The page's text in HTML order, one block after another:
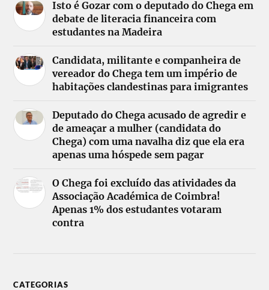
Isto é Gozar com o deputado do Chega em
debate de literacia financeira com
estudantes na Madeira
Candidata, militante e companheira de
vereador do Chega tem um império de
habitações clandestinas para imigrantes
Deputado do Chega acusado de agredir e
de ameaçar a mulher (candidata do
Chega) com uma navalha diz que ela era
apenas uma hóspede sem pagar
O Chega foi excluído das atividades da
Associação Académica de Coimbra!
Apenas 1% dos estudantes votaram
contra
CATEGORIAS